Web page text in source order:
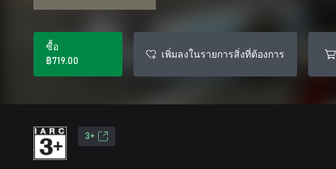
ซื้อ
฿719.00
เพิ่มลงในรายการสิ่งที่ต้องการ
3+